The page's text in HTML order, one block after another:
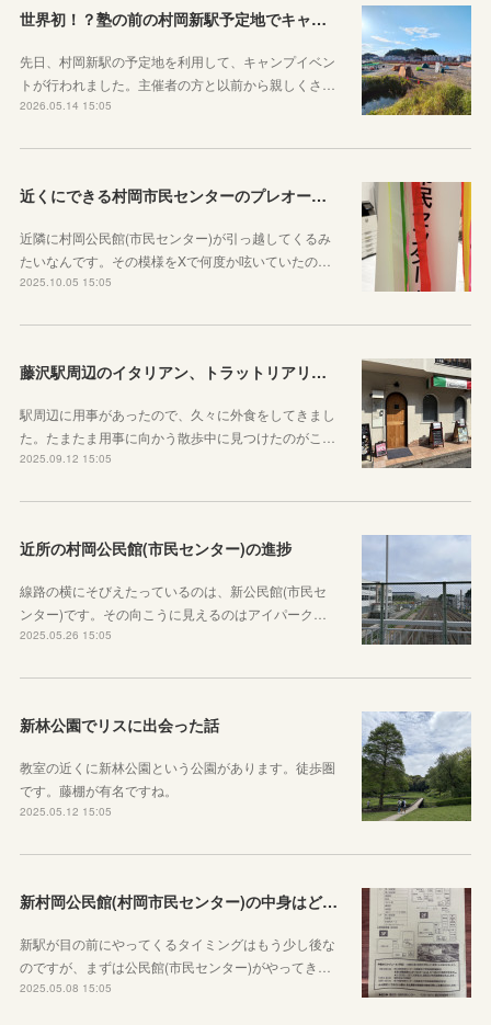
世界初！？塾の前の村岡新駅予定地でキャンプをしたというお話
先日、村岡新駅の予定地を利用して、キャンプイベン
トが行われました。主催者の方と以前から親しくさ…
2026.05.14 15:05
近くにできる村岡市民センターのプレオープンを見にいきました！
近隣に村岡公民館(市民センター)が引っ越してくるみ
たいなんです。その模様をXで何度か呟いていたの…
2025.10.05 15:05
藤沢駅周辺のイタリアン、トラットリアリベルタクオーレに行ってきた
駅周辺に用事があったので、久々に外食をしてきまし
た。たまたま用事に向かう散歩中に見つけたのがこ…
2025.09.12 15:05
近所の村岡公民館(市民センター)の進捗
線路の横にそびえたっているのは、新公民館(市民セ
ンター)です。その向こうに見えるのはアイパーク…
2025.05.26 15:05
新林公園でリスに出会った話
教室の近くに新林公園という公園があります。徒歩圏
です。藤棚が有名ですね。
2025.05.12 15:05
新村岡公民館(村岡市民センター)の中身はどんな感じか見てみよう
新駅が目の前にやってくるタイミングはもう少し後な
のですが、まずは公民館(市民センター)がやってき…
2025.05.08 15:05